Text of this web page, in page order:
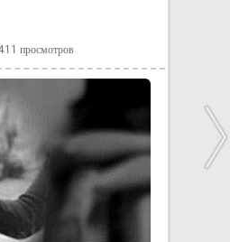
просмотров